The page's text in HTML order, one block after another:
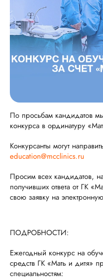
По просьбам кандидатов
конкурса в ординатуру
Конкурсанты могут
education@mcclinics.ru
Просим всех кандидатов,
получивших ответа от ГК
свою заявку на
ПОДРОБНОСТИ:
Ежегодный конкурс на
средств ГК «Мать и дитя»
специальностям: